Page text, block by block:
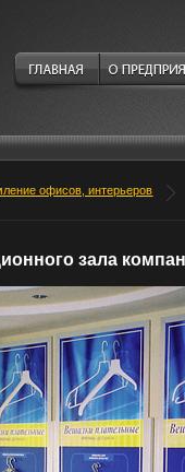
офисов, интерьеров
зала